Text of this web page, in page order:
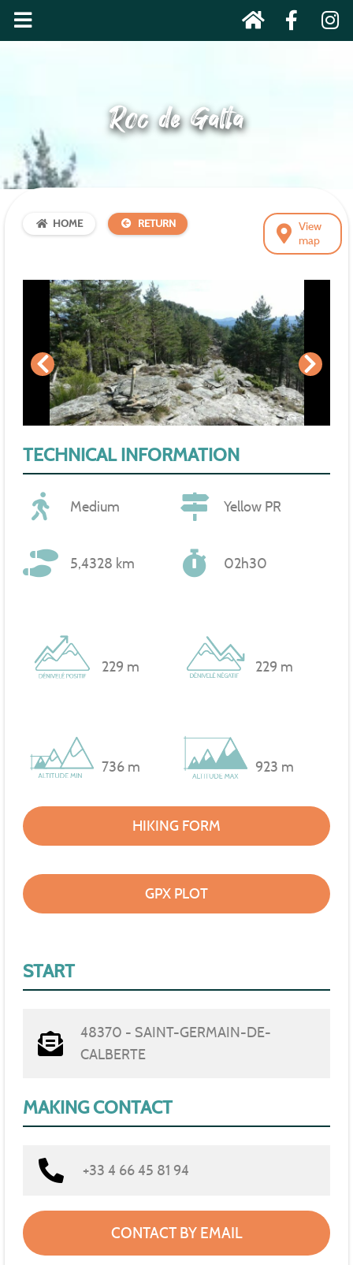
Roc de Galta
View
map
HOME RETURN
TECHNICAL INFORMATION
Medium Yellow PR
5,4328 km 02h30
229 m 229 m
736 m 923 m
HIKING FORM
GPX PLOT
START
48370 - SAINT-GERMAIN-DE-
CALBERTE
MAKING CONTACT
+33 4 66 45 81 94
CONTACT BY EMAIL